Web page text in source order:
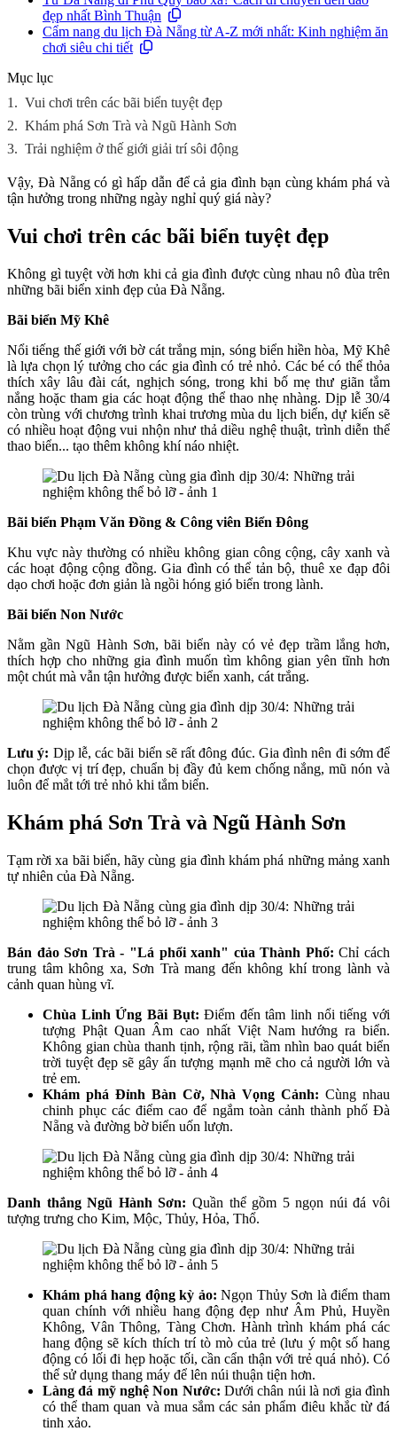
đẹp nhất Bình Thuận
Cẩm nang du lịch Đà Nẵng từ A-Z mới nhất: Kinh nghiệm ăn
chơi siêu chi tiết
Mục lục
1. Vui chơi trên các bãi biển tuyệt đẹp
2. Khám phá Sơn Trà và Ngũ Hành Sơn
3. Trải nghiệm ở thế giới giải trí sôi động
Vậy, Đà Nẵng có gì hấp dẫn để cả gia đình bạn cùng khám phá và
tận hưởng trong những ngày nghỉ quý giá này?
Vui chơi trên các bãi biển tuyệt đẹp
Không gì tuyệt vời hơn khi cả gia đình được cùng nhau nô đùa trên
những bãi biển xinh đẹp của Đà Nẵng.
Bãi biển Mỹ Khê
Nổi tiếng thế giới với bờ cát trắng mịn, sóng biển hiền hòa, Mỹ Khê
là lựa chọn lý tưởng cho các gia đình có trẻ nhỏ. Các bé có thể thỏa
thích xây lâu đài cát, nghịch sóng, trong khi bố mẹ thư giãn tắm
nắng hoặc tham gia các hoạt động thể thao nhẹ nhàng. Dịp lễ 30/4
còn trùng với chương trình khai trương mùa du lịch biển, dự kiến sẽ
có nhiều hoạt động vui nhộn như thả diều nghệ thuật, trình diễn thể
thao biển... tạo thêm không khí náo nhiệt.
Bãi biển Phạm Văn Đồng & Công viên Biển Đông
Khu vực này thường có nhiều không gian công cộng, cây xanh và
các hoạt động cộng đồng. Gia đình có thể tản bộ, thuê xe đạp đôi
dạo chơi hoặc đơn giản là ngồi hóng gió biển trong lành.
Bãi biển Non Nước
Nằm gần Ngũ Hành Sơn, bãi biển này có vẻ đẹp trầm lắng hơn,
thích hợp cho những gia đình muốn tìm không gian yên tĩnh hơn
một chút mà vẫn tận hưởng được biển xanh, cát trắng.
Lưu ý: Dịp lễ, các bãi biển sẽ rất đông đúc. Gia đình nên đi sớm để
chọn được vị trí đẹp, chuẩn bị đầy đủ kem chống nắng, mũ nón và
luôn để mắt tới trẻ nhỏ khi tắm biển.
Khám phá Sơn Trà và Ngũ Hành Sơn
Tạm rời xa bãi biển, hãy cùng gia đình khám phá những mảng xanh
tự nhiên của Đà Nẵng.
Bán đảo Sơn Trà - "Lá phổi xanh" của Thành Phố: Chỉ cách
trung tâm không xa, Sơn Trà mang đến không khí trong lành và
cảnh quan hùng vĩ.
Chùa Linh Ứng Bãi Bụt: Điểm đến tâm linh nổi tiếng với
tượng Phật Quan Âm cao nhất Việt Nam hướng ra biển.
Không gian chùa thanh tịnh, rộng rãi, tầm nhìn bao quát biển
trời tuyệt đẹp sẽ gây ấn tượng mạnh mẽ cho cả người lớn và
trẻ em.
Khám phá Đỉnh Bàn Cờ, Nhà Vọng Cảnh: Cùng nhau
chinh phục các điểm cao để ngắm toàn cảnh thành phố Đà
Nẵng và đường bờ biển uốn lượn.
Danh thắng Ngũ Hành Sơn: Quần thể gồm 5 ngọn núi đá vôi
tượng trưng cho Kim, Mộc, Thủy, Hỏa, Thổ.
Khám phá hang động kỳ ảo: Ngọn Thủy Sơn là điểm tham
quan chính với nhiều hang động đẹp như Âm Phủ, Huyền
Không, Vân Thông, Tàng Chơn. Hành trình khám phá các
hang động sẽ kích thích trí tò mò của trẻ (lưu ý một số hang
động có lối đi hẹp hoặc tối, cần cẩn thận với trẻ quá nhỏ). Có
thể sử dụng thang máy để lên núi thuận tiện hơn.
Làng đá mỹ nghệ Non Nước: Dưới chân núi là nơi gia đình
có thể tham quan và mua sắm các sản phẩm điêu khắc từ đá
tinh xảo.